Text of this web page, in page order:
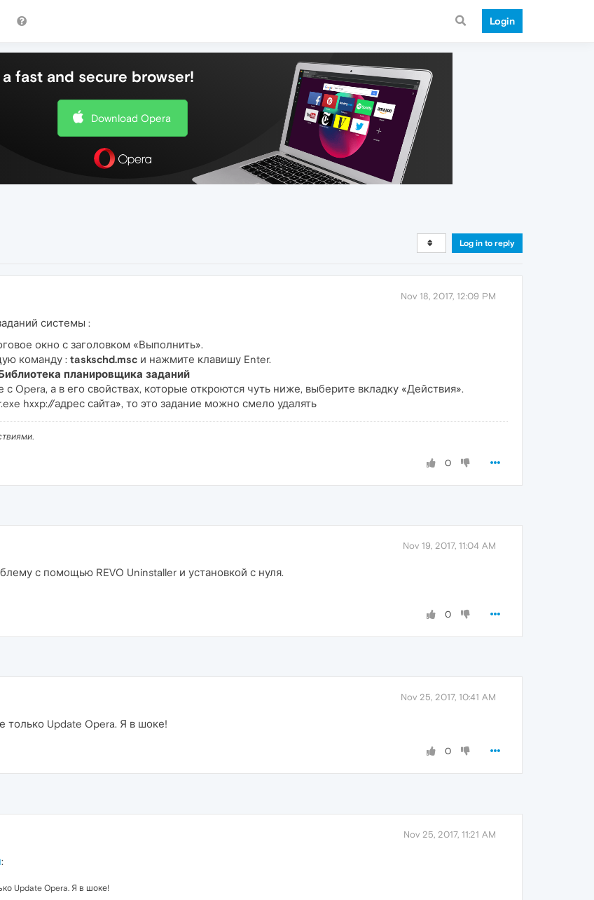
Login
fast and secure browser!
Download Opera
Log in to reply
Nov 18, 2017, 12:09 PM
системы :
окно с заголовком «Выполнить».
команду : taskschd.msc и нажмите клавишу Enter.
планировщика заданий
Opera, а в его свойствах, которые откроются чуть ниже, выберите вкладку «Действия».
hxxp://адрес сайта», то это задание можно смело удалять
0
Nov 19, 2017, 11:04 AM
с помощью REVO Uninstaller и установкой с нуля.
0
Nov 25, 2017, 10:41 AM
только Update Opera. Я в шоке!
0
Nov 25, 2017, 11:21 AM
:
Update Opera. Я в шоке!